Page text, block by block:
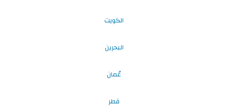
الكويت
البحرين
عُمان
قطر